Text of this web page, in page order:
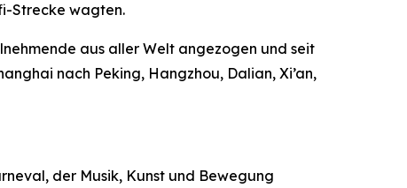
Strecke wagten.
aus aller Welt angezogen und seit
nach Peking, Hangzhou, Dalian, Xi’an,
der Musik, Kunst und Bewegung